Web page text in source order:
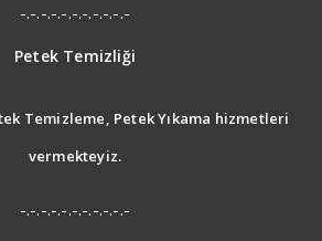
-.-.-.-.-.-.-.-.-.-.-
Petek Temizliği
Temizleme, Petek Yıkama hizmetleri
vermekteyiz.
-.-.-.-.-.-.-.-.-.-.-